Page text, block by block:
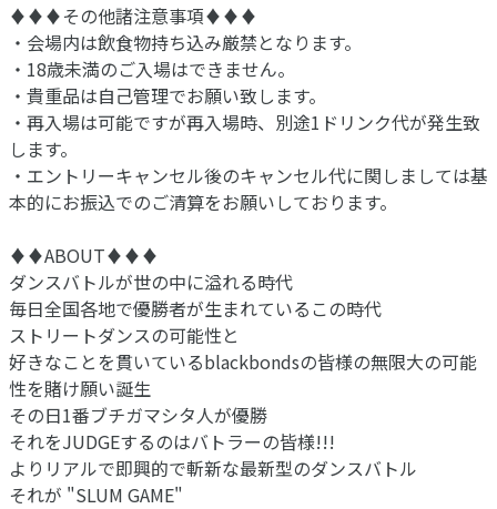
♦︎♦︎♦︎その他諸注意事項♦︎♦︎♦︎
・会場内は飲食物持ち込み厳禁となります。
・18歳未満のご入場はできません。
・貴重品は自己管理でお願い致します。
・再入場は可能ですが再入場時、別途1ドリンク代が発生致
します。
・エントリーキャンセル後のキャンセル代に関しましては基
本的にお振込でのご清算をお願いしております。
︎♦︎♦︎ABOUT♦︎♦︎♦︎
ダンスバトルが世の中に溢れる時代
毎日全国各地で優勝者が生まれているこの時代
ストリートダンスの可能性と
好きなことを貫いているblackbondsの皆様の無限大の可能
性を賭け願い誕生
その日1番ブチガマシタ人が優勝
それをJUDGEするのはバトラーの皆様!!!
よりリアルで即興的で斬新な最新型のダンスバトル
それが "SLUM GAME"